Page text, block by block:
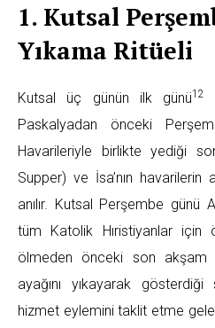
1. Kutsal
Yıkama Ritüeli
Kutsal üç günün ilk günü12
Paskalyadan önceki
Havarileriyle birlikte yediği
Supper) ve İsa’nın havarilerin
anılır. Kutsal Perşembe günü
tüm Katolik Hıristiyanlar için
ölmeden önceki son akşam
ayağını yıkayarak
hizmet eylemini taklit etme